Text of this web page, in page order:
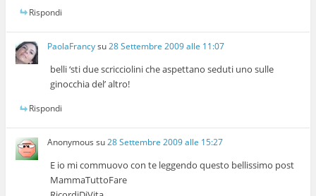
Rispondi
PaolaFrancysu28 Settembre 2009 alle 11:07
belli ‘sti due scricciolini che aspettano seduti uno sulle
ginocchia del’ altro!
Rispondi
Anonymous su28 Settembre 2009 alle 15:27
E io mi commuovo con te leggendo questo bellissimo post
MammaTuttoFare